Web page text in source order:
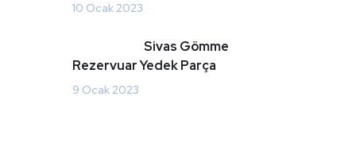
10 Ocak 2023
Sivas Gömme
Rezervuar Yedek Parça
9 Ocak 2023